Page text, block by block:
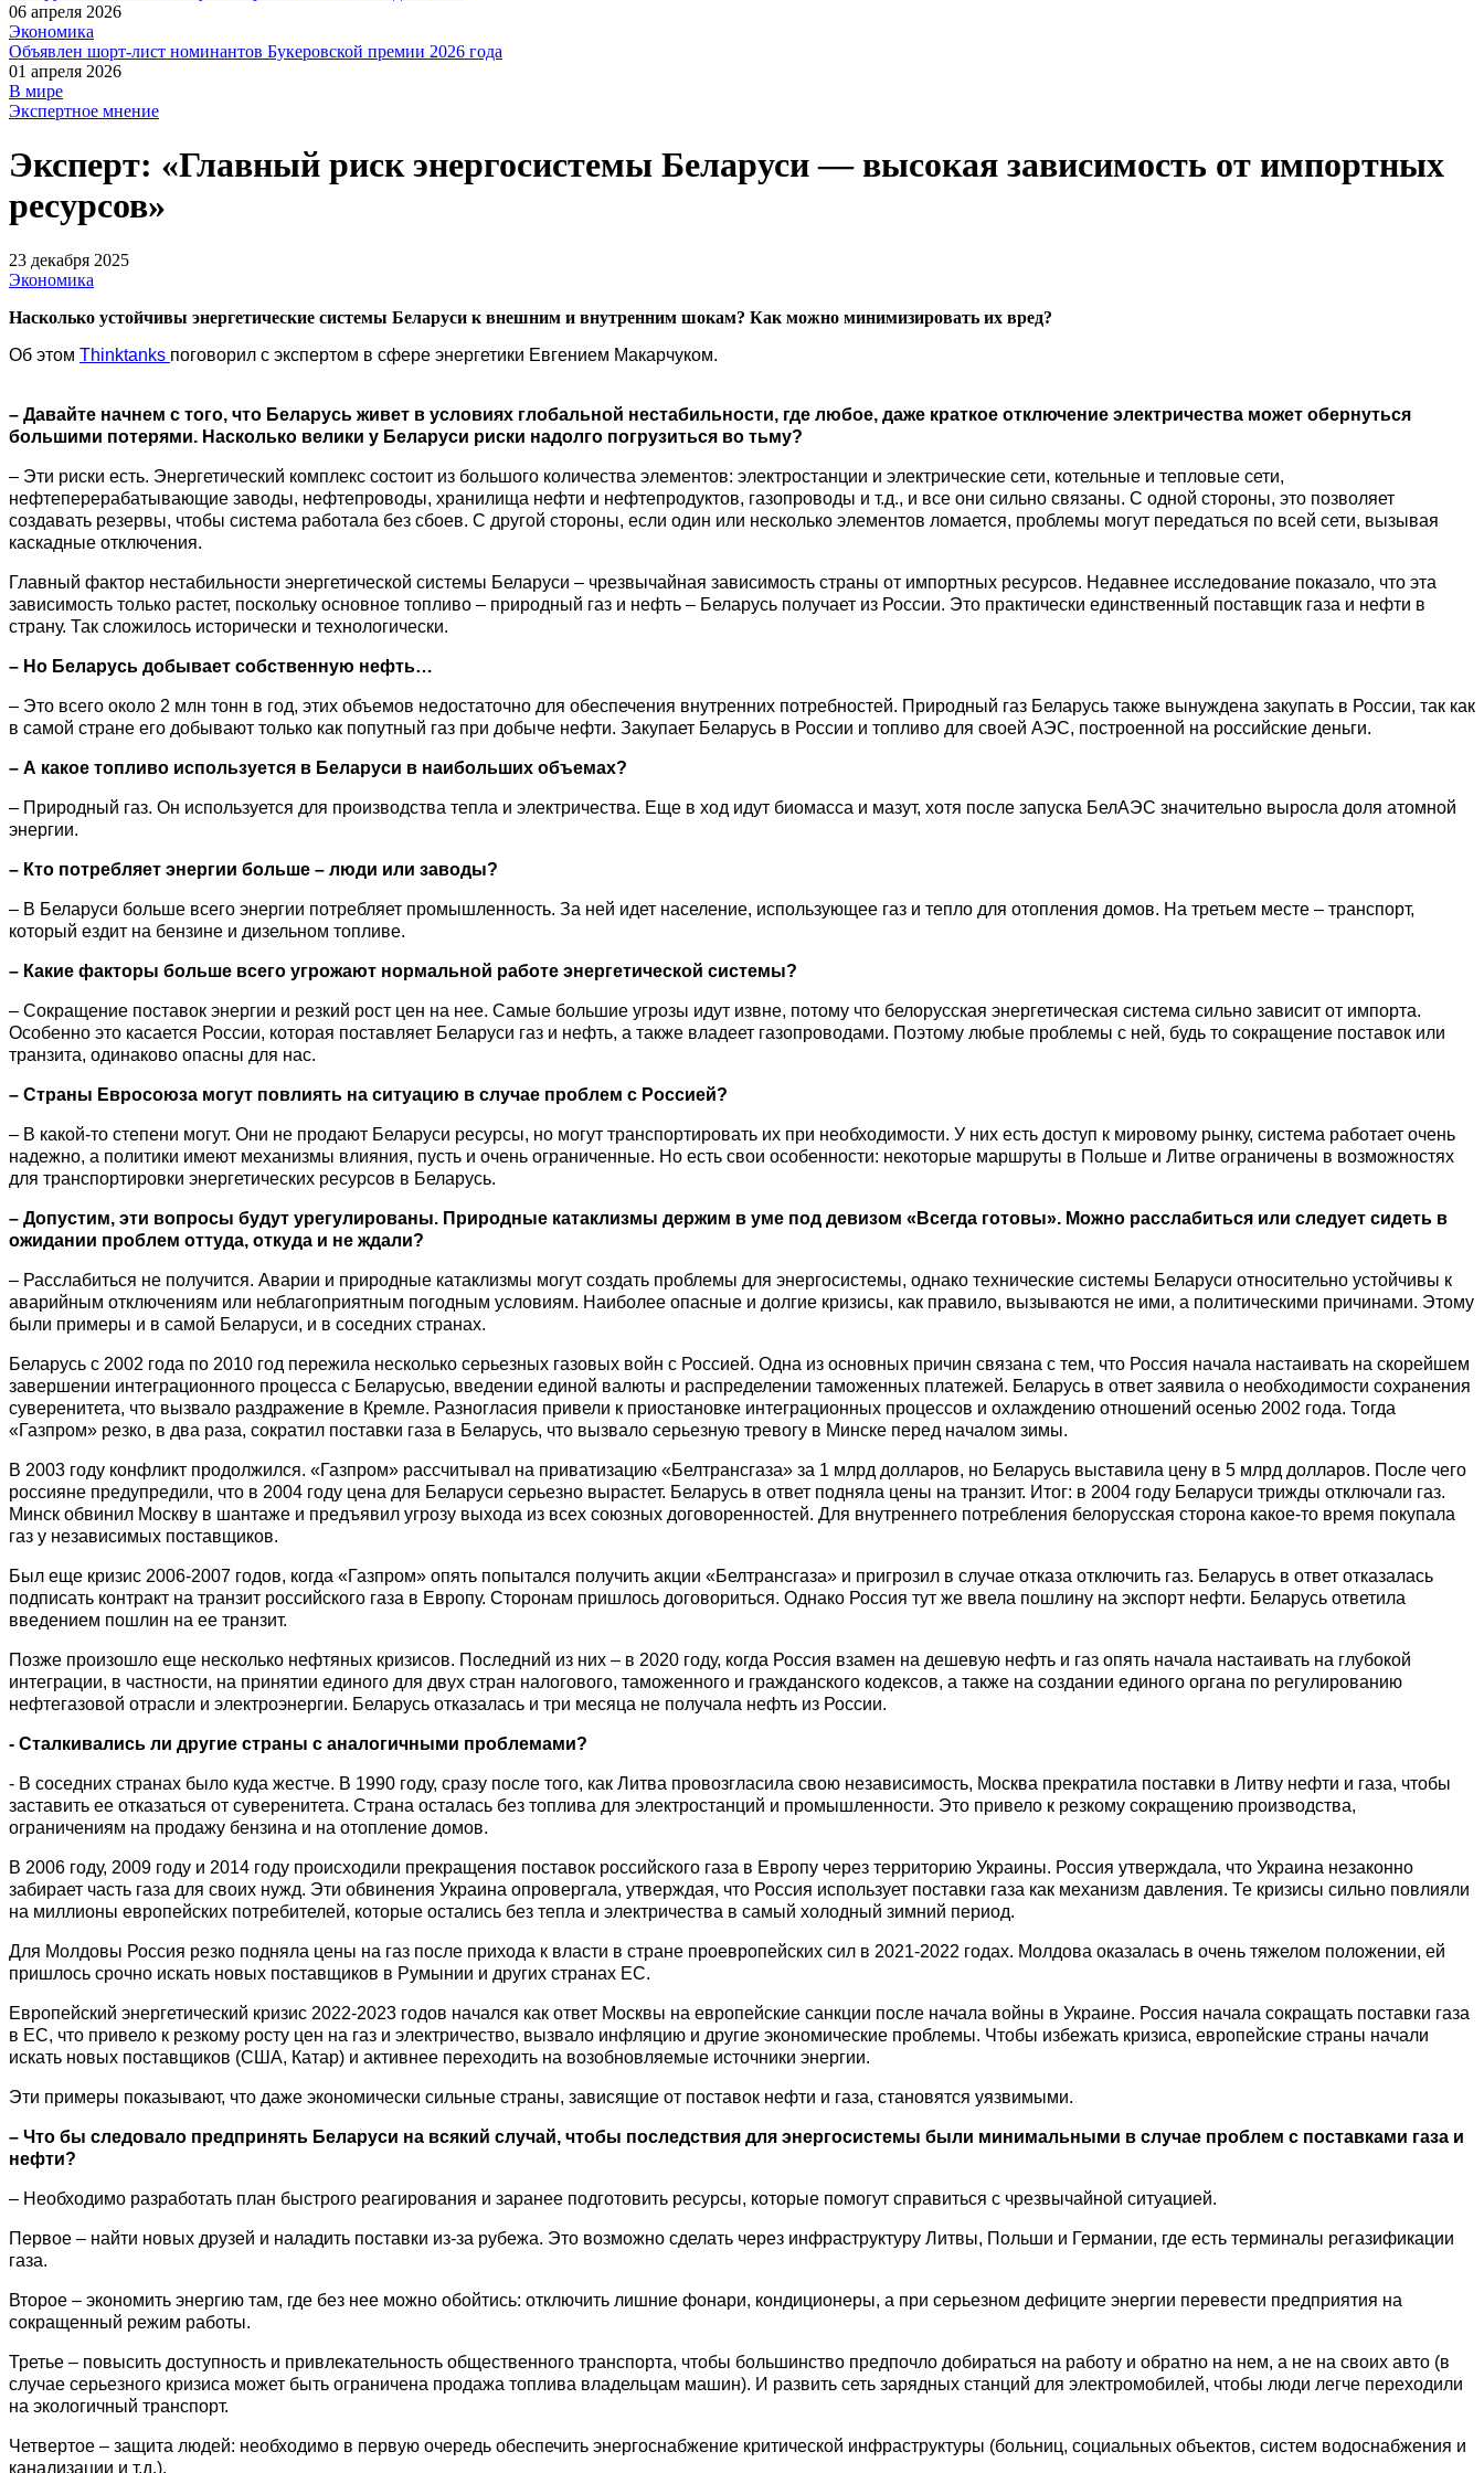
06 апреля 2026
Экономика
Объявлен шорт-лист номинантов Букеровской премии 2026 года
01 апреля 2026
В мире
Экспертное мнение
Эксперт: «Главный риск энергосистемы Беларуси — высокая зависимость от импортных
ресурсов»
23 декабря 2025
Экономика
Насколько устойчивы энергетические системы Беларуси к внешним и внутренним шокам? Как можно минимизировать их вред?
Об этом Thinktanks поговорил с экспертом в сфере энергетики Евгением Макарчуком.
– Давайте начнем с того, что Беларусь живет в условиях глобальной нестабильности, где любое, даже краткое отключение электричества может обернуться
большими потерями. Насколько велики у Беларуси риски надолго погрузиться во тьму?
– Эти риски есть. Энергетический комплекс состоит из большого количества элементов: электростанции и электрические сети, котельные и тепловые сети,
нефтеперерабатывающие заводы, нефтепроводы, хранилища нефти и нефтепродуктов, газопроводы и т.д., и все они сильно связаны. С одной стороны, это позволяет
создавать резервы, чтобы система работала без сбоев. С другой стороны, если один или несколько элементов ломается, проблемы могут передаться по всей сети, вызывая
каскадные отключения.
Главный фактор нестабильности энергетической системы Беларуси – чрезвычайная зависимость страны от импортных ресурсов. Недавнее исследование показало, что эта
зависимость только растет, поскольку основное топливо – природный газ и нефть – Беларусь получает из России. Это практически единственный поставщик газа и нефти в
страну. Так сложилось исторически и технологически.
– Но Беларусь добывает собственную нефть…
– Это всего около 2 млн тонн в год, этих объемов недостаточно для обеспечения внутренних потребностей. Природный газ Беларусь также вынуждена закупать в России, так как
в самой стране его добывают только как попутный газ при добыче нефти. Закупает Беларусь в России и топливо для своей АЭС, построенной на российские деньги.
– А какое топливо используется в Беларуси в наибольших объемах?
– Природный газ. Он используется для производства тепла и электричества. Еще в ход идут биомасса и мазут, хотя после запуска БелАЭС значительно выросла доля атомной
энергии.
– Кто потребляет энергии больше – люди или заводы?
– В Беларуси больше всего энергии потребляет промышленность. За ней идет население, использующее газ и тепло для отопления домов. На третьем месте – транспорт,
который ездит на бензине и дизельном топливе.
– Какие факторы больше всего угрожают нормальной работе энергетической системы?
– Сокращение поставок энергии и резкий рост цен на нее. Самые большие угрозы идут извне, потому что белорусская энергетическая система сильно зависит от импорта.
Особенно это касается России, которая поставляет Беларуси газ и нефть, а также владеет газопроводами. Поэтому любые проблемы с ней, будь то сокращение поставок или
транзита, одинаково опасны для нас.
– Страны Евросоюза могут повлиять на ситуацию в случае проблем с Россией?
– В какой-то степени могут. Они не продают Беларуси ресурсы, но могут транспортировать их при необходимости. У них есть доступ к мировому рынку, система работает очень
надежно, а политики имеют механизмы влияния, пусть и очень ограниченные. Но есть свои особенности: некоторые маршруты в Польше и Литве ограничены в возможностях
для транспортировки энергетических ресурсов в Беларусь.
– Допустим, эти вопросы будут урегулированы. Природные катаклизмы держим в уме под девизом «Всегда готовы». Можно расслабиться или следует сидеть в
ожидании проблем оттуда, откуда и не ждали?
– Расслабиться не получится. Аварии и природные катаклизмы могут создать проблемы для энергосистемы, однако технические системы Беларуси относительно устойчивы к
аварийным отключениям или неблагоприятным погодным условиям. Наиболее опасные и долгие кризисы, как правило, вызываются не ими, а политическими причинами. Этому
были примеры и в самой Беларуси, и в соседних странах.
Беларусь с 2002 года по 2010 год пережила несколько серьезных газовых войн с Россией. Одна из основных причин связана с тем, что Россия начала настаивать на скорейшем
завершении интеграционного процесса с Беларусью, введении единой валюты и распределении таможенных платежей. Беларусь в ответ заявила о необходимости сохранения
суверенитета, что вызвало раздражение в Кремле. Разногласия привели к приостановке интеграционных процессов и охлаждению отношений осенью 2002 года. Тогда
«Газпром» резко, в два раза, сократил поставки газа в Беларусь, что вызвало серьезную тревогу в Минске перед началом зимы.
В 2003 году конфликт продолжился. «Газпром» рассчитывал на приватизацию «Белтрансгаза» за 1 млрд долларов, но Беларусь выставила цену в 5 млрд долларов. После чего
россияне предупредили, что в 2004 году цена для Беларуси серьезно вырастет. Беларусь в ответ подняла цены на транзит. Итог: в 2004 году Беларуси трижды отключали газ.
Минск обвинил Москву в шантаже и предъявил угрозу выхода из всех союзных договоренностей. Для внутреннего потребления белорусская сторона какое-то время покупала
газ у независимых поставщиков.
Был еще кризис 2006-2007 годов, когда «Газпром» опять попытался получить акции «Белтрансгаза» и пригрозил в случае отказа отключить газ. Беларусь в ответ отказалась
подписать контракт на транзит российского газа в Европу. Сторонам пришлось договориться. Однако Россия тут же ввела пошлину на экспорт нефти. Беларусь ответила
введением пошлин на ее транзит.
Позже произошло еще несколько нефтяных кризисов. Последний из них – в 2020 году, когда Россия взамен на дешевую нефть и газ опять начала настаивать на глубокой
интеграции, в частности, на принятии единого для двух стран налогового, таможенного и гражданского кодексов, а также на создании единого органа по регулированию
нефтегазовой отрасли и электроэнергии. Беларусь отказалась и три месяца не получала нефть из России.
- Сталкивались ли другие страны с аналогичными проблемами?
- В соседних странах было куда жестче. В 1990 году, сразу после того, как Литва провозгласила свою независимость, Москва прекратила поставки в Литву нефти и газа, чтобы
заставить ее отказаться от суверенитета. Страна осталась без топлива для электростанций и промышленности. Это привело к резкому сокращению производства,
ограничениям на продажу бензина и на отопление домов.
В 2006 году, 2009 году и 2014 году происходили прекращения поставок российского газа в Европу через территорию Украины. Россия утверждала, что Украина незаконно
забирает часть газа для своих нужд. Эти обвинения Украина опровергала, утверждая, что Россия использует поставки газа как механизм давления. Те кризисы сильно повлияли
на миллионы европейских потребителей, которые остались без тепла и электричества в самый холодный зимний период.
Для Молдовы Россия резко подняла цены на газ после прихода к власти в стране проевропейских сил в 2021-2022 годах. Молдова оказалась в очень тяжелом положении, ей
пришлось срочно искать новых поставщиков в Румынии и других странах ЕС.
Европейский энергетический кризис 2022-2023 годов начался как ответ Москвы на европейские санкции после начала войны в Украине. Россия начала сокращать поставки газа
в ЕС, что привело к резкому росту цен на газ и электричество, вызвало инфляцию и другие экономические проблемы. Чтобы избежать кризиса, европейские страны начали
искать новых поставщиков (США, Катар) и активнее переходить на возобновляемые источники энергии.
Эти примеры показывают, что даже экономически сильные страны, зависящие от поставок нефти и газа, становятся уязвимыми.
– Что бы следовало предпринять Беларуси на всякий случай, чтобы последствия для энергосистемы были минимальными в случае проблем с поставками газа и
нефти?
– Необходимо разработать план быстрого реагирования и заранее подготовить ресурсы, которые помогут справиться с чрезвычайной ситуацией.
Первое – найти новых друзей и наладить поставки из-за рубежа. Это возможно сделать через инфраструктуру Литвы, Польши и Германии, где есть терминалы регазификации
газа.
Второе – экономить энергию там, где без нее можно обойтись: отключить лишние фонари, кондиционеры, а при серьезном дефиците энергии перевести предприятия на
сокращенный режим работы.
Третье – повысить доступность и привлекательность общественного транспорта, чтобы большинство предпочло добираться на работу и обратно на нем, а не на своих авто (в
случае серьезного кризиса может быть ограничена продажа топлива владельцам машин). И развить сеть зарядных станций для электромобилей, чтобы люди легче переходили
на экологичный транспорт.
Четвертое – защита людей: необходимо в первую очередь обеспечить энергоснабжение критической инфраструктуры (больниц, социальных объектов, систем водоснабжения и
канализации и т.д.).